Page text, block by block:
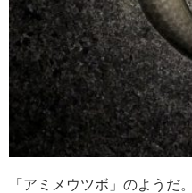
「アミメウツボ」のようだ。